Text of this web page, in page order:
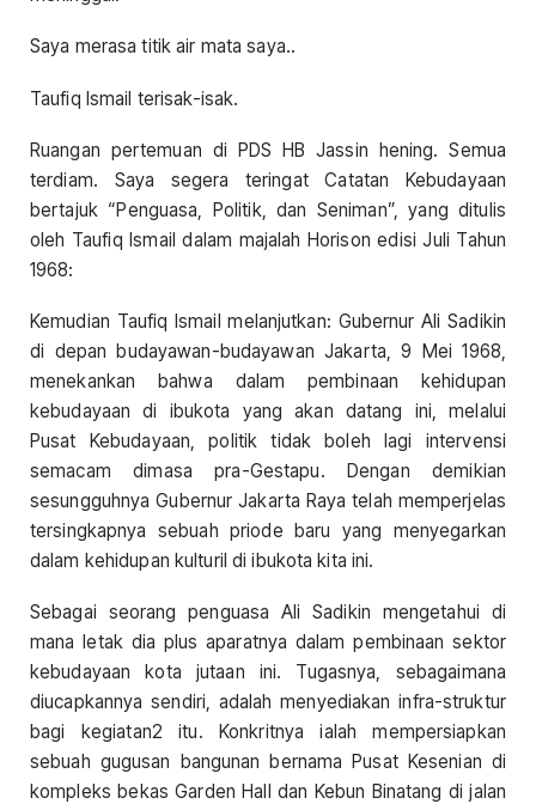
Saya merasa titik air mata saya..
Taufiq Ismail terisak-isak.
Ruangan pertemuan di PDS HB Jassin hening. Semua
terdiam. Saya segera teringat Catatan Kebudayaan
bertajuk “Penguasa, Politik, dan Seniman”, yang ditulis
oleh Taufiq Ismail dalam majalah Horison edisi Juli Tahun
1968:
Kemudian Taufiq Ismail melanjutkan: Gubernur Ali Sadikin
di depan budayawan-budayawan Jakarta, 9 Mei 1968,
menekankan bahwa dalam pembinaan kehidupan
kebudayaan di ibukota yang akan datang ini, melalui
Pusat Kebudayaan, politik tidak boleh lagi intervensi
semacam dimasa pra-Gestapu. Dengan demikian
sesungguhnya Gubernur Jakarta Raya telah memperjelas
tersingkapnya sebuah priode baru yang menyegarkan
dalam kehidupan kulturil di ibukota kita ini.
Sebagai seorang penguasa Ali Sadikin mengetahui di
mana letak dia plus aparatnya dalam pembinaan sektor
kebudayaan kota jutaan ini. Tugasnya, sebagaimana
diucapkannya sendiri, adalah menyediakan infra-struktur
bagi kegiatan2 itu. Konkritnya ialah mempersiapkan
sebuah gugusan bangunan bernama Pusat Kesenian di
kompleks bekas Garden Hall dan Kebun Binatang di jalan